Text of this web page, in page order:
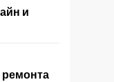
и
ремонта